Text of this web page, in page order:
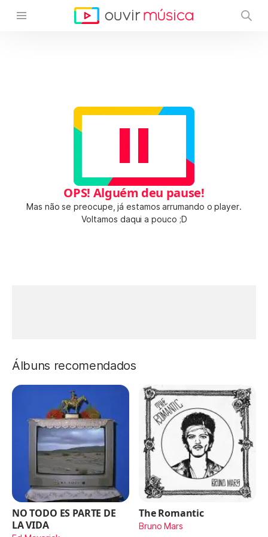
OPS! Alguém deu pause!
Mas não se preocupe, já estamos arrumando o player.
Voltamos daqui a pouco ;D
Álbuns recomendados
NO TODO ES PARTE DE
LA VIDA
The Romantic
Bruno Mars